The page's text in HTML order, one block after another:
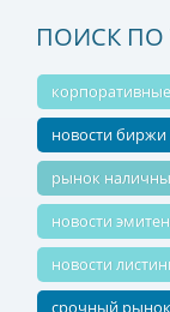
ПОИСК ПО
новости биржи
рынок
новости
новости
срочный рынок